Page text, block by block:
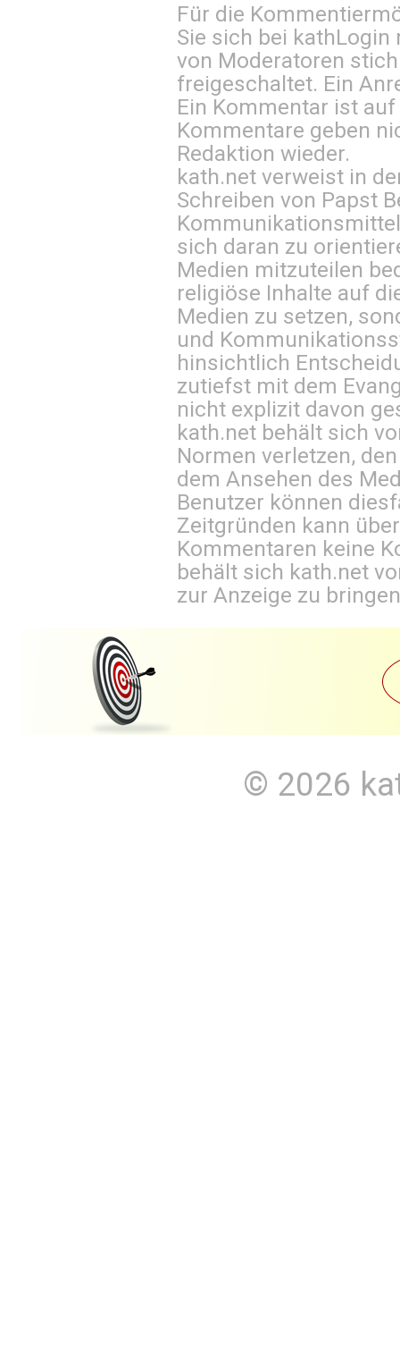
Für die
Sie sich bei kathLogin
von Moderatoren
freigeschaltet. Ein
Ein Kommentar ist
Kommentare geben
Redaktion wieder.
kath.net verweist in
Schreiben von Papst
sich daran zu
Medien mitzuteilen
religiöse Inhalte auf
Medien zu setzen,
und
hinsichtlich
zutiefst mit dem
nicht explizit davon
kath.net behält sich
Normen verletzen,
dem Ansehen des
Benutzer können
Zeitgründen kann
Kommentaren keine
behält sich kath.net
zur Anzeige zu
© 2026